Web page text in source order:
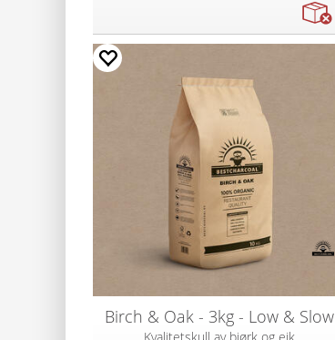
Birch & Oak - 3kg - Low & Slow